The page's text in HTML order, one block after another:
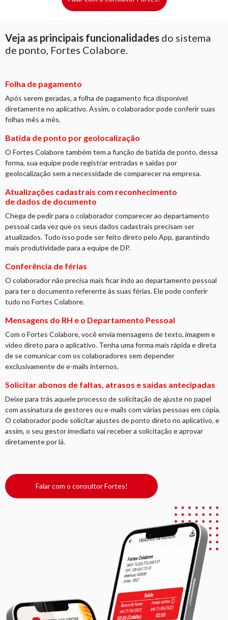
Veja as principais funcionalidades do sistema
de ponto, Fortes Colabore.
Folha de pagamento
Após serem geradas, a folha de pagamento fica disponível
diretamente no aplicativo. Assim, o colaborador pode conferir suas
folhas mês a mês.
Batida de ponto por geolocalização
O Fortes Colabore também tem a função de batida de ponto, dessa
forma, sua equipe pode registrar entradas e saídas por
geolocalização sem a necessidade de comparecer na empresa.
Atualizações cadastrais com reconhecimento
de dados de documento
Chega de pedir para o colaborador comparecer ao departamento
pessoal cada vez que os seus dados cadastrais precisam ser
atualizados. Tudo isso pode ser feito direto pelo App, garantindo
mais produtividade para a equipe de DP.
Conferência de férias
O colaborador não precisa mais ficar indo ao departamento pessoal
para ter o documento referente às suas férias. Ele pode conferir
tudo no Fortes Colabore.
Mensagens do RH e o Departamento Pessoal
Com o Fortes Colabore, você envia mensagens de texto, imagem e
vídeo direto para o aplicativo. Tenha uma forma mais rápida e direta
de se comunicar com os colaboradores sem depender
exclusivamente de e-mails internos.
Solicitar abonos de faltas, atrasos e saídas antecipadas
Deixe para trás aquele processo de solicitação de ajuste no papel
com assinatura de gestores ou e-mails com várias pessoas em cópia.
O colaborador pode solicitar ajustes de ponto direto no aplicativo, e
assim, o seu gestor imediato vai receber a solicitação e aprovar
diretamente por lá.
Falar com o consultor Fortes!